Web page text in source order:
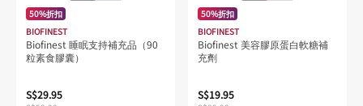
50%折扣
BIOFINEST
Biofinest 睡眠支持補充品（90
粒素食膠囊）
S$29.95
50%折扣
BIOFINEST
Biofinest 美容膠原蛋白軟糖補
充劑
S$19.95